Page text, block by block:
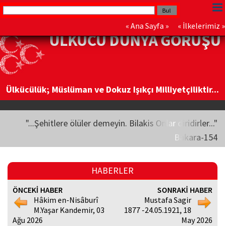
« Ana Sayfa » « İlkelerimiz »
ÜLKÜCÜ DÜNYA GÖRÜŞÜ
Ülkücülük; Müslüman ve Dokuz Işıkçı Milliyetçiliktir...
"...Şehitlere ölüler demeyin. Bilakis Onlar diridirler..."
Bakara-154
HABERLER
ÖNCEKİ HABER
Hâkim en-Nisâburî
M.Yaşar Kandemir, 03
Ağu 2026
SONRAKİ HABER
Mustafa Sagir
1877 -24.05.1921, 18
May 2026